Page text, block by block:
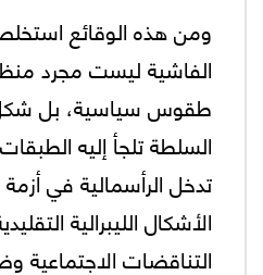
ومن هذه الوقائع
الفاشية ليست مجرد
طقوس سياسية، بل
السلطة تلجأ إليه
تدخل الرأسمالية في
الأشكال الليبرالية
التناقضات الاجتماعية